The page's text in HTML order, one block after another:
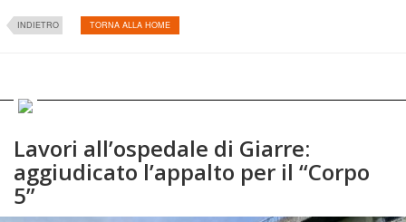
INDIETRO TORNA ALLA HOME
Lavori all’ospedale di Giarre:
aggiudicato l’appalto per il “Corpo
5”